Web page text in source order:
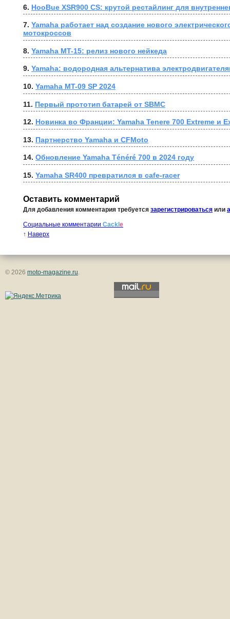
6. HooBue XSR900 CS: крутой рестайлинг для
7. Yamaha работает над создание нового
мотокроссов
8. Yamaha MT-15: релиз нового нейкеда
9. Yamaha: водородная альтернатива
10. Yamaha MT-09 SP 2024
11. Первый прототип батарей от SBMC
12. Новинка во Франции: Yamaha Tenere 700 Extreme и
13. Партнерство Yamaha и CFMoto
14. Обновление Yamaha Ténéré 700 в 2024 году
15. Yamaha SR400 превратился в cafe-racer
Оставить комментарий
Для добавления комментария требуется зарегистрироваться или
Социальные комментарии Cackle
↑ Наверх
© 2026 moto-magazine.ru